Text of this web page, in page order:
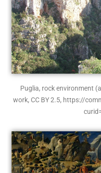
Puglia, rock environment
work, CC BY 2.5, https://